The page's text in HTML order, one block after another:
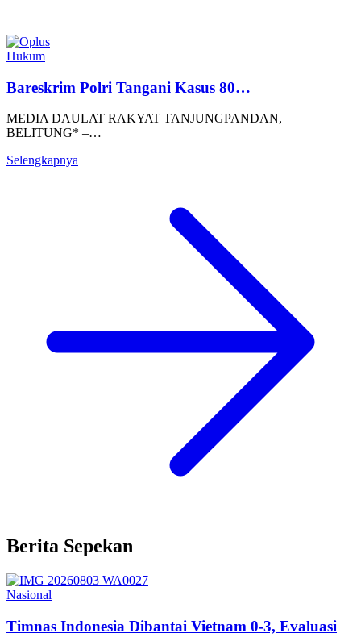
Hukum
Bareskrim Polri Tangani Kasus 80…
MEDIA DAULAT RAKYAT TANJUNGPANDAN,
BELITUNG* –…
Selengkapnya
Berita Sepekan
Nasional
Timnas Indonesia Dibantai Vietnam 0-3, Evaluasi